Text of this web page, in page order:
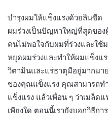
บำรุงผมให้แข็งแรงด้วยลินซีด
ผมร่วงเป็นปัญหาใหญ่ที่สุดขอ
คนไม่พอใจกับผมที่ร่วงและใช้
หยุดผมร่วงและทำให้ผมแข็งแ
วิตามินและแร่ธาตุมีอยู่มากม
ของคุณแข็งแรง คุณสามารถท
แข็งแรง แล้วเพื่อน ๆ ว่าเมล็
เพียงใด ตอนนี้เรายังบอกวิธีก